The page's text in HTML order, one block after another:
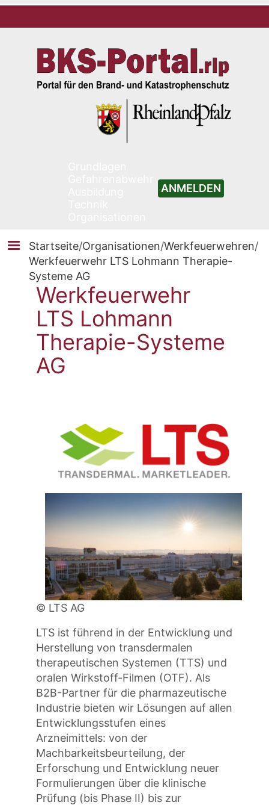
ANMELDEN
Startseite/Organisationen/Werkfeuerwehren/
Werkfeuerwehr LTS Lohmann Therapie-
Systeme AG
Werkfeuerwehr
LTS Lohmann
Therapie-Systeme
AG
© LTS AG
LTS ist führend in der Entwicklung und
Herstellung von transdermalen
therapeutischen Systemen (TTS) und
oralen Wirkstoff-Filmen (OTF). Als
B2B-Partner für die pharmazeutische
Industrie bieten wir Lösungen auf allen
Entwicklungsstufen eines
Arzneimittels: von der
Machbarkeitsbeurteilung, der
Erforschung und Entwicklung neuer
Formulierungen über die klinische
Prüfung (bis Phase II) bis zur